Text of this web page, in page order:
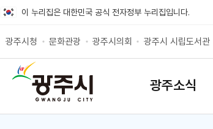
이 누리집은 대한민국 공식 전자정부 누리집입니다.
광주시청 문화관광 광주시의회 광주시 시립도서관
광주소식